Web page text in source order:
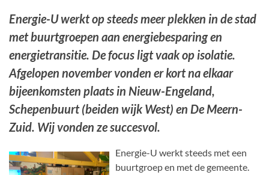
Energie-U werkt op steeds meer plekken in de stad
met buurtgroepen aan energiebesparing en
energietransitie. De focus ligt vaak op isolatie.
Afgelopen november vonden er kort na elkaar
bijeenkomsten plaats in Nieuw-Engeland,
Schepenbuurt (beiden wijk West) en De Meern-
Zuid. Wij vonden ze succesvol.
Energie-U werkt steeds met een
buurtgroep en met de gemeente.